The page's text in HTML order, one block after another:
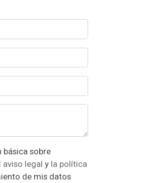
aviso legal y la política
de mis datos